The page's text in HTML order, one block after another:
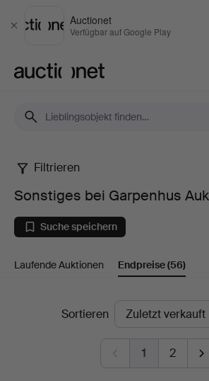
Schließen
Auctionet
Verfügbar auf Google Play
Sonstiges
bei
Garpenhus
Auktioner
Filtrieren
Sonstiges bei Garpenhus
Suche speichern
Laufende Auktionen Endpreise(56)
EndpreiseSortieren
1 2